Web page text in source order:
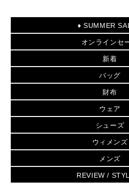
♦ SUMMER
セールおすすめア
▶ ウィメンズ
バッグ
小物
シューズ・靴
ウェア
アクセサリー
時計
▶ メンズ
バッグ
オンラインセ
PRODUCT OF THE MONTH
再値下げアイテ
追加アイテム
▶ ウィメンズすべて(ウェア
バッグ
財布・小物
ウェア
シューズ
時計・ジュエ
新着
夏のスタイル
▶ すべて
▶ ウィメンズす
財布・小物
アクセサリー
フレグランス
シューズ
バッグ
人気の定番アイ
日本限定 - バッ
▶ ウィメンズす
トートバッ
ショルダーバ
クロスボディ・斜
財布
日本限定 - 財布・
▶ ウィメンズす
折り財布(二つ折り・
長財布
ウェア
▶ ウィメンズす
トップス
スカート・パ
ジャケット・ア
シューズ
▶ ウィメンズす
サンダル
スニーカー
ウィメンズ
人気の定番アイ
▶ ウィメンズす
メンズ
▶ メンズすべ
REVIEW /